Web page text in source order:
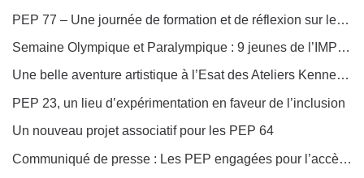
PEP 77 – Une journée de formation et de réflexion sur le refus scolaire des élèves anxieux
Semaine Olympique et Paralympique : 9 jeunes de l’IMPro Roger Lecherbonnier des PEP 91 à la rencontre de deux athlètes
Une belle aventure artistique à l’Esat des Ateliers Kennedy des PEP 34
PEP 23, un lieu d’expérimentation en faveur de l’inclusion
Un nouveau projet associatif pour les PEP 64
Communiqué de presse : Les PEP engagées pour l’accès de tous aux modes d’accueil petite enfance